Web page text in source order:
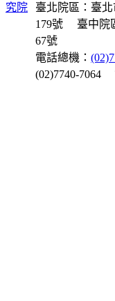
臺北院區：臺
179號
臺中院
67號
電話總機：
(02)7740-7064